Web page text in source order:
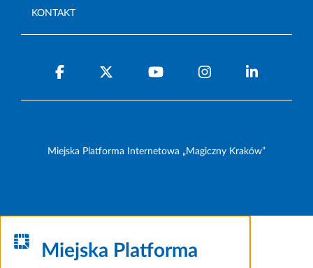
KONTAKT
Miejska Platforma Internetowa „Magiczny Kraków”
Miejska Platforma